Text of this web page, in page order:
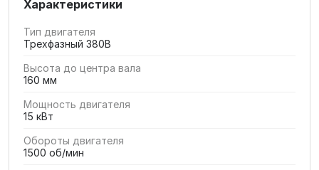
Характеристики
Тип двигателя
Трехфазный 380В
Высота до центра вала
160 мм
Мощность двигателя
15 кВт
Обороты двигателя
1500 об/мин